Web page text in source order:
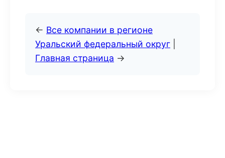
← Все компании в регионе
Уральский федеральный округ
Главная страница →